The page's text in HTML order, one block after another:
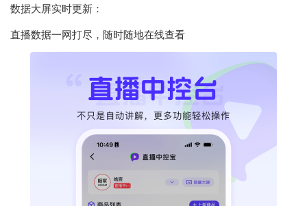
数据大屏实时更新：
直播数据一网打尽，随时随地在线查看